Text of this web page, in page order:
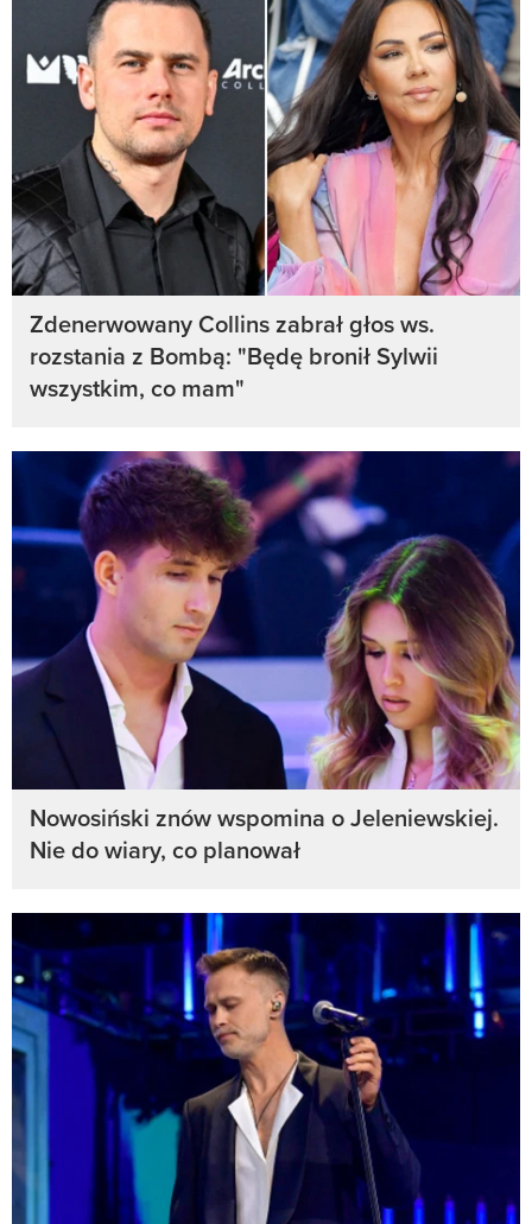
Zdenerwowany Collins zabrał głos ws.
rozstania z Bombą: "Będę bronił Sylwii
wszystkim, co mam"
Nowosiński znów wspomina o Jeleniewskiej.
Nie do wiary, co planował